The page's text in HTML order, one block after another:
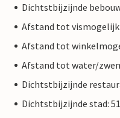
Dichtstbijzijnde
Afstand tot
Afstand tot
Afstand tot water/
Dichtstbijzijnde
Dichtstbijzijnde stad: